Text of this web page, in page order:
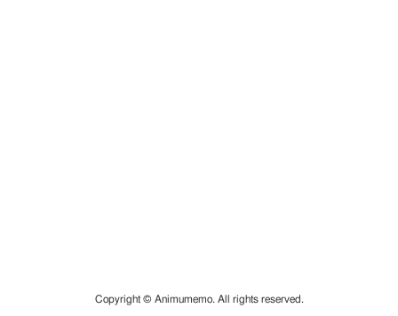
Copyright © Animumemo. All rights reserved.